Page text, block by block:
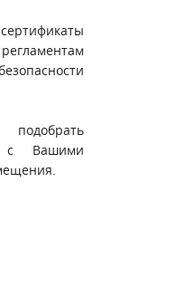
с Вашими